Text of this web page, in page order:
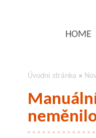
HOME
Úvodní stránka »